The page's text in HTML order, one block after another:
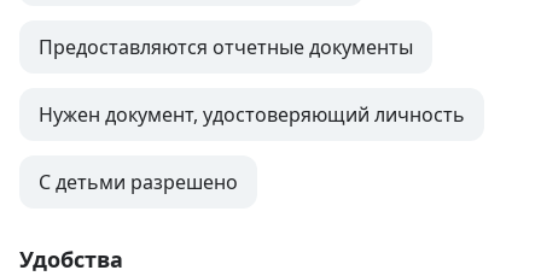
Предоставляются отчетные документы
Нужен документ, удостоверяющий личность
С детьми разрешено
Удобства